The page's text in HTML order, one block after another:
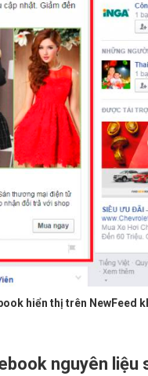
hiển thị trên NewFeed
nguyên liệu